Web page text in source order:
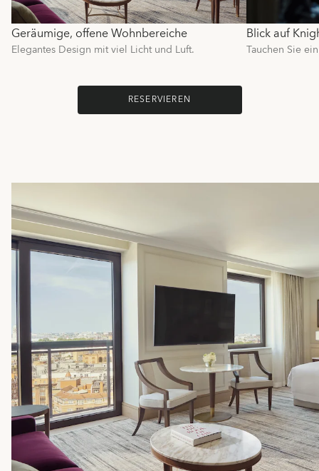
Geräumige, offene Wohnbereiche
Elegantes Design mit viel Licht und Luft.
Blick auf
Tauchen Sie
RESERVIEREN